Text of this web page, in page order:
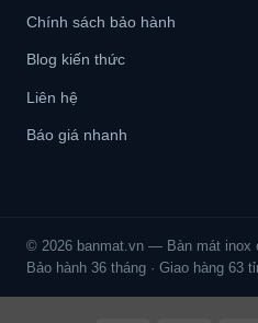
Chính sách bảo hành
Blog kiến thức
Liên hệ
Báo giá nhanh
© 2026 banmat.vn — Bàn mát inox
Bảo hành 36 tháng · Giao hàng 63